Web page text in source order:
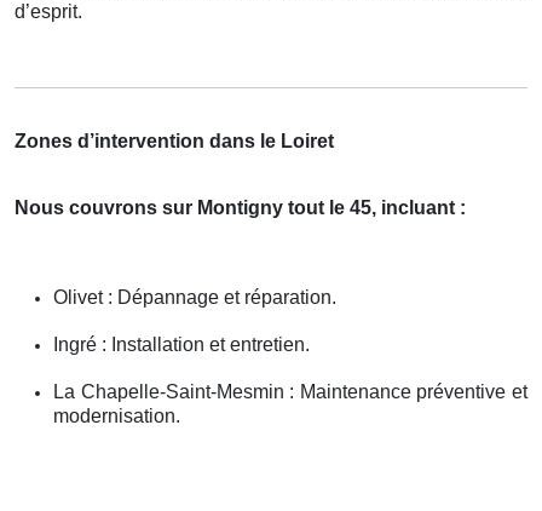
d’esprit.
Zones d’intervention dans le Loiret
Nous couvrons sur Montigny tout le 45, incluant :
Olivet : Dépannage et réparation.
Ingré : Installation et entretien.
La Chapelle-Saint-Mesmin : Maintenance préventive et
modernisation.